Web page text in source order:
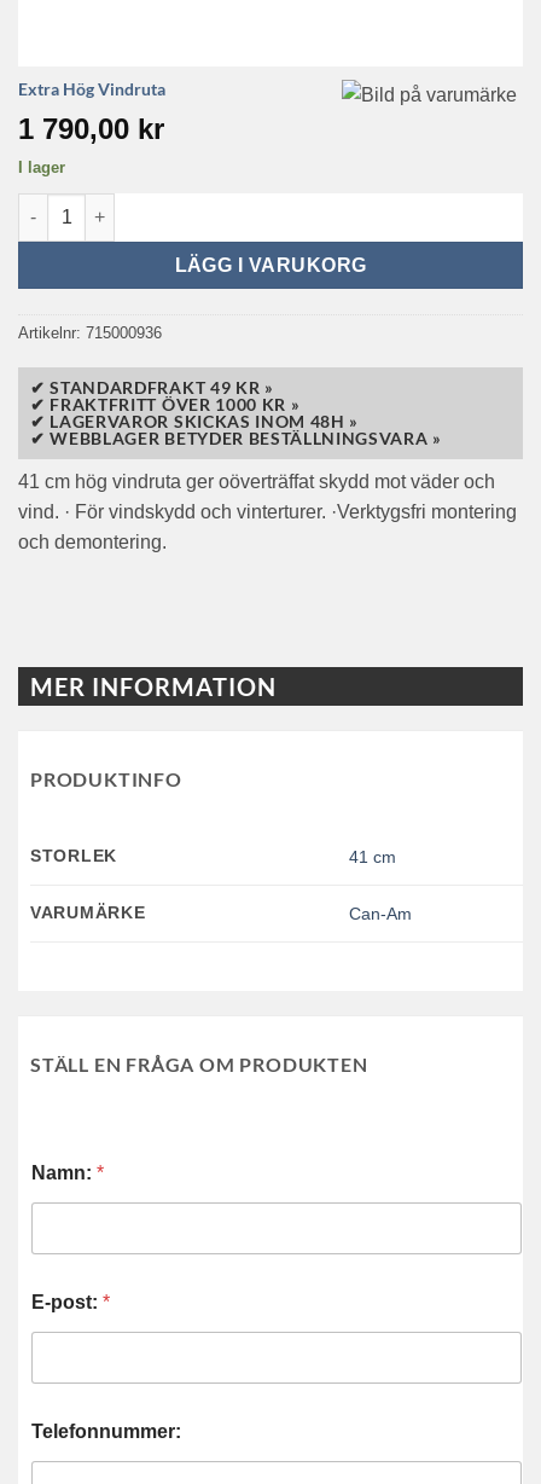
Extra Hög Vindruta
1 790,00 kr
I lager
Extra hög vindruta mängd
LÄGG I VARUKORG
Artikelnr: 715000936
✔ STANDARDFRAKT 49 KR »
✔ FRAKTFRITT ÖVER 1000 KR »
✔ LAGERVAROR SKICKAS INOM 48H »
✔ WEBBLAGER BETYDER BESTÄLLNINGSVARA »
41 cm hög vindruta ger oöverträffat skydd mot väder och
vind. · För vindskydd och vinterturer. ·Verktygsfri montering
och demontering.
MER INFORMATION
PRODUKTINFO
STORLEK 41 cm
VARUMÄRKE Can-Am
STÄLL EN FRÅGA OM PRODUKTEN
Namn: *
E-post: *
Telefonnummer: